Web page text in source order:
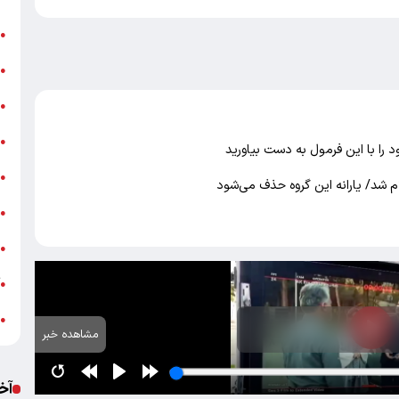
با این فرمول به دست بیاورید
شد/ یارانه این گروه حذف می‌شود
مشاهده خبر
●
●
●
●
●
●
●
●
●